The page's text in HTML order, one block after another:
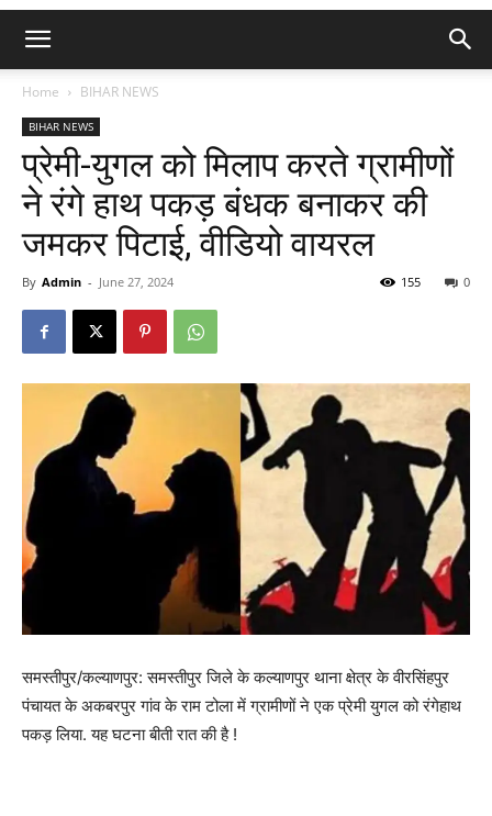
Home BIHAR NEWS
BIHAR NEWS
प्रेमी-युगल को मिलाप करते ग्रामीणों
ने रंगे हाथ पकड़ बंधक बनाकर की
जमकर पिटाई, वीडियो वायरल
By Admin - June 27, 2024 0
155
समस्तीपुर/कल्याणपुर: समस्तीपुर जिले के कल्याणपुर थाना क्षेत्र के वीरसिंहपुर
पंचायत के अकबरपुर गांव के राम टोला में ग्रामीणों ने एक प्रेमी युगल को रंगेहाथ
पकड़ लिया. यह घटना बीती रात की है !